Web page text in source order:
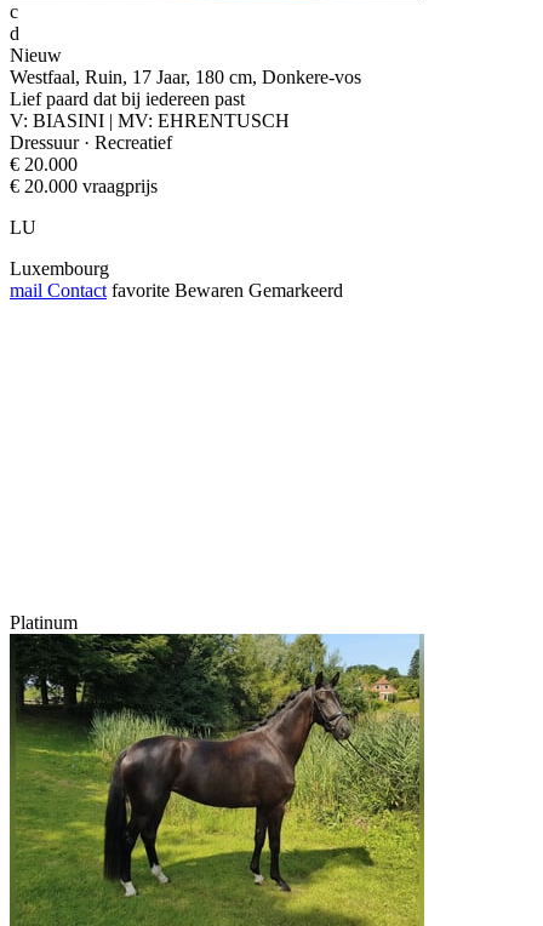
c
d
Nieuw
Westfaal, Ruin, 17 Jaar, 180 cm, Donkere-vos
Lief paard dat bij iedereen past
V: BIASINI | MV: EHRENTUSCH
Dressuur · Recreatief
€ 20.000
€ 20.000 vraagprijs
LU
Luxembourg
mail Contact favorite Bewaren Gemarkeerd
Platinum